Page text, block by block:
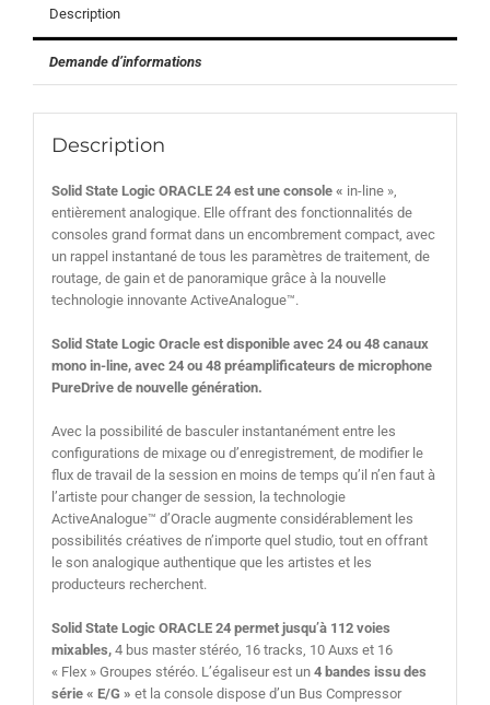
Description
Demande d’informations
Description
Solid State Logic ORACLE 24 est une console « in-line »,
entièrement analogique. Elle offrant des fonctionnalités de
consoles grand format dans un encombrement compact, avec
un rappel instantané de tous les paramètres de traitement, de
routage, de gain et de panoramique grâce à la nouvelle
technologie innovante ActiveAnalogue™.
Solid State Logic Oracle est disponible avec 24 ou 48 canaux
mono in-line, avec 24 ou 48 préamplificateurs de microphone
PureDrive de nouvelle génération.
Avec la possibilité de basculer instantanément entre les
configurations de mixage ou d’enregistrement, de modifier le
flux de travail de la session en moins de temps qu’il n’en faut à
l’artiste pour changer de session, la technologie
ActiveAnalogue™ d’Oracle augmente considérablement les
possibilités créatives de n’importe quel studio, tout en offrant
le son analogique authentique que les artistes et les
producteurs recherchent.
Solid State Logic ORACLE 24 permet jusqu’à 112 voies
mixables,4 bus master stéréo, 16 tracks, 10 Auxs et 16
« Flex » Groupes stéréo. L’égaliseur est un 4 bandes issu des
série « E/G » et la console dispose d’un Bus Compressor